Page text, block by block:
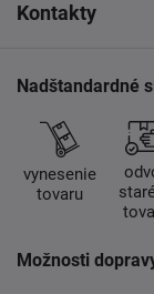
Kontakty
Nadštandardné
vynesenie
tovaru
Možnosti